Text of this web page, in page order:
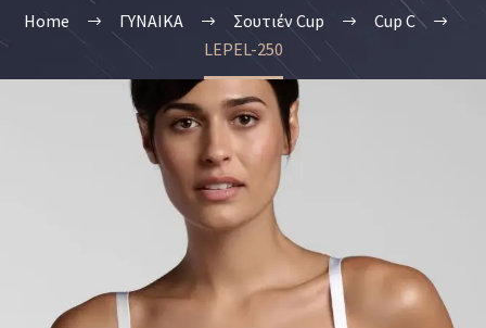
Home ΓΥΝΑΙΚΑ Σουτιέν Cup
Cup C
LEPEL-250